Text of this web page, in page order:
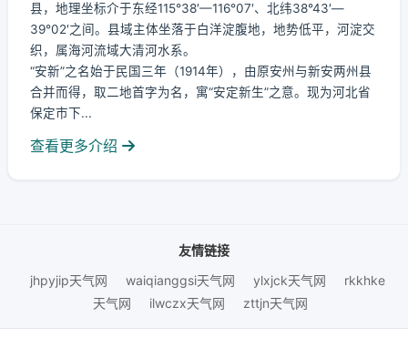
县，地理坐标介于东经115°38′—116°07′、北纬38°43′—
39°02′之间。县域主体坐落于白洋淀腹地，地势低平，河淀交
织，属海河流域大清河水系。
“安新”之名始于民国三年（1914年），由原安州与新安两州县
合并而得，取二地首字为名，寓“安定新生”之意。现为河北省
保定市下...
查看更多介绍
友情链接
jhpyjip天气网
waiqianggsi天气网 ylxjck天气网
rkkhke
天气网
ilwczx天气网 zttjn天气网